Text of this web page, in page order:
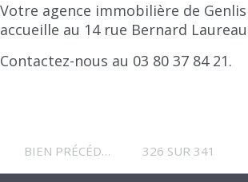
Votre agence immobilière de Genlis
accueille au 14 rue Bernard
Contactez-nous au 03 80 37 84 21.
BIEN PRÉCÉDENT 326 SUR 341